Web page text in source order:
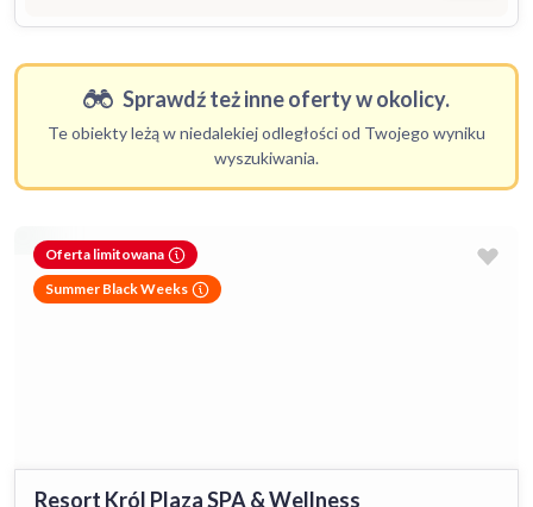
Sprawdź też inne oferty w okolicy.
Te obiekty leżą w niedalekiej odległości od Twojego wyniku
wyszukiwania.
Oferta limitowana
Summer Black Weeks
Resort Król Plaza SPA & Wellness